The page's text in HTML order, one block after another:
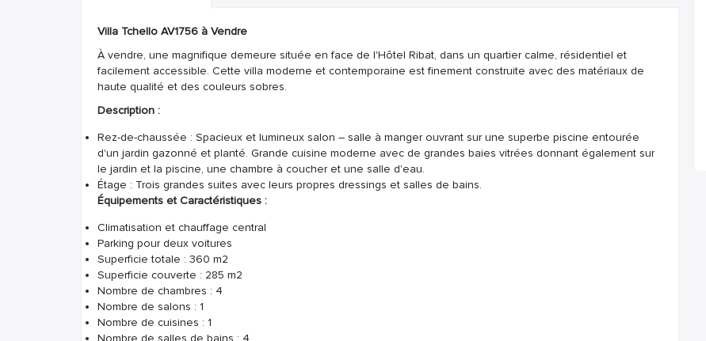
Villa Tchello AV1756 à Vendre
À vendre, une magnifique demeure située en face de l'Hôtel Ribat, dans un quartier calme, résidentiel et
facilement accessible. Cette villa moderne et contemporaine est finement construite avec des matériaux de
haute qualité et des couleurs sobres.
Description :
Rez-de-chaussée : Spacieux et lumineux salon – salle à manger ouvrant sur une superbe piscine entourée
d'un jardin gazonné et planté. Grande cuisine moderne avec de grandes baies vitrées donnant également sur
le jardin et la piscine, une chambre à coucher et une salle d'eau.
Étage : Trois grandes suites avec leurs propres dressings et salles de bains.
Équipements et Caractéristiques :
Climatisation et chauffage central
Parking pour deux voitures
Superficie totale : 360 m2
Superficie couverte : 285 m2
Nombre de chambres : 4
Nombre de salons : 1
Nombre de cuisines : 1
Nombre de salles de bains : 4